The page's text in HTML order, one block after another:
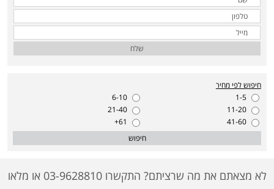
שלח
חיפוש לפי מחיר
1-5
6-10
11-20
21-40
41-60
61+
חיפוש
לא מצאתם את מה שרציתם? התקשרו 03-9628810 או מלאו